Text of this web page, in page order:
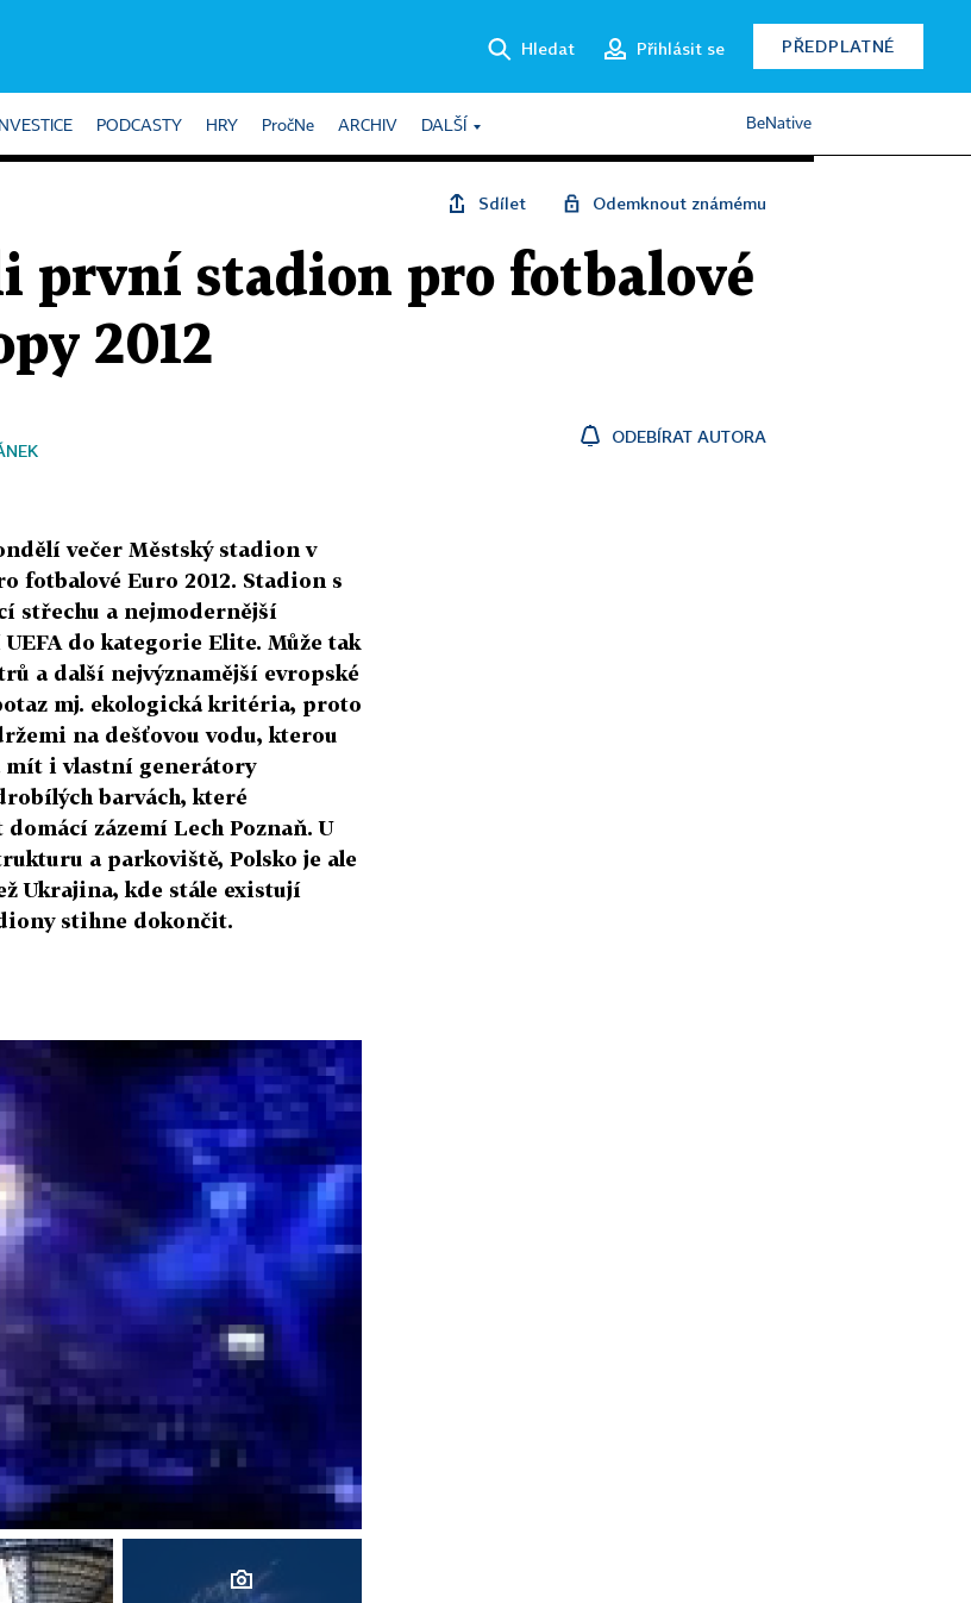
Hledat Přihlásit se PŘEDPLATNÉ
INVESTICE PODCASTY HRY PročNe ARCHIV DALŠÍ BeNative
Sdílet Odemknout známému
první stadion pro fotbalové
2012
ODEBÍRAT AUTORA
večer Městský stadion v
fotbalové Euro 2012. Stadion s
střechu a nejmodernější
do kategorie Elite. Může tak
a další nejvýznamější evropské
mj. ekologická kritéria, proto
na dešťovou vodu, kterou
mít i vlastní generátory
barvách, které
zázemí Lech Poznaň. U
a parkoviště, Polsko je ale
Ukrajina, kde stále existují
stihne dokončit.